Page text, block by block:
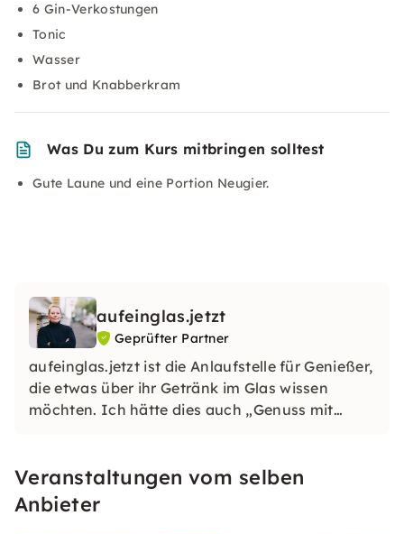
6 Gin-Verkostungen
Tonic
Wasser
Brot und Knabberkram
Was Du zum Kurs mitbringen solltest
Gute Laune und eine Portion Neugier.
aufeinglas.jetzt
Geprüfter Partner
aufeinglas.jetzt ist die Anlaufstelle für Genießer,
die etwas über ihr Getränk im Glas wissen
möchten. Ich hätte dies auch „Genuss mit
Veranstaltungen vom selben
Anbieter